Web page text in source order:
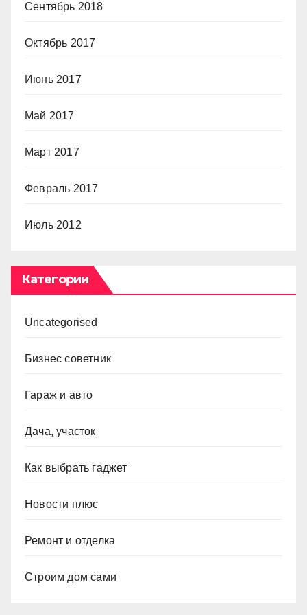
Сентябрь 2018
Октябрь 2017
Июнь 2017
Май 2017
Март 2017
Февраль 2017
Июль 2012
Категории
Uncategorised
Бизнес советник
Гараж и авто
Дача, участок
Как выбрать гаджет
Новости плюс
Ремонт и отделка
Строим дом сами